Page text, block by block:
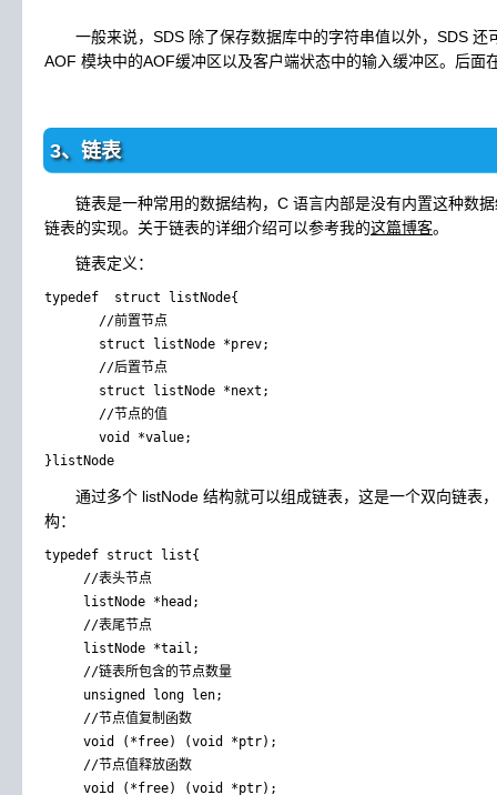
一般来说，SDS 除了保存数据库中的字符串值以外，SDS 还
AOF 模块中的AOF缓冲区以及客户端状态中的输入缓冲区。后面
3、链表
链表是一种常用的数据结构，C 语言内部是没有内置这种数据
链表的实现。关于链表的详细介绍可以参考我的这篇博客。
链表定义：
typedef  struct listNode{
       //前置节点
       struct listNode *prev;
       //后置节点
       struct listNode *next;
       //节点的值
       void *value;
}listNode
通过多个 listNode 结构就可以组成链表，这是一个双向链表
构：
typedef struct list{
     //表头节点
     listNode *head;
     //表尾节点
     listNode *tail;
     //链表所包含的节点数量
     unsigned long len;
     //节点值复制函数
     void (*free) (void *ptr);
     //节点值释放函数
     void (*free) (void *ptr);